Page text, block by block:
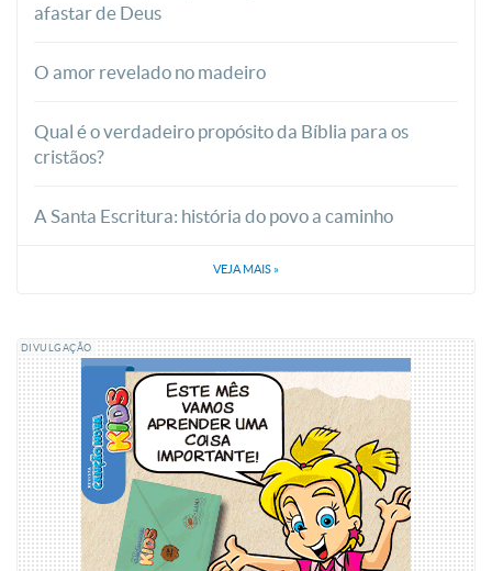
afastar de Deus
O amor revelado no madeiro
Qual é o verdadeiro propósito da Bíblia para os
cristãos?
A Santa Escritura: história do povo a caminho
VEJA MAIS »
DIVULGAÇÃO